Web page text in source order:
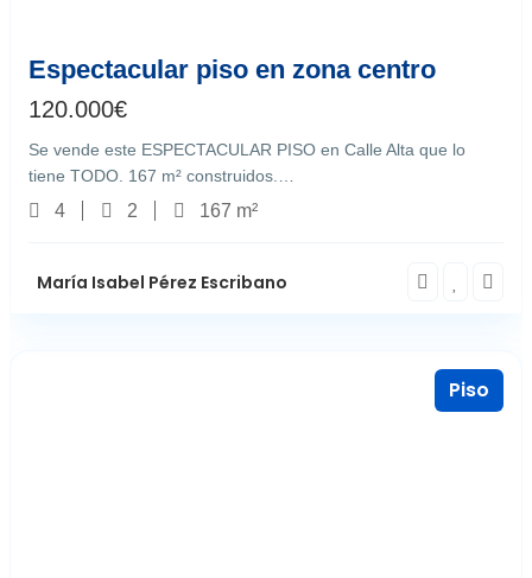
Espectacular piso en zona centro
120.000€
Se vende este ESPECTACULAR PISO en Calle Alta que lo
tiene TODO. 167 m² construidos.…
4 2 167 m²
María Isabel Pérez Escribano
Piso